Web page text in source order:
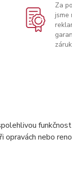
Za
jsme
nebo